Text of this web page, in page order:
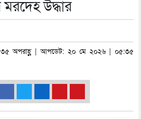
উদ্ধার
অপরাহ্ণ | আপডেট: ২০ মে ২০২৬ | ০৫:৩৫